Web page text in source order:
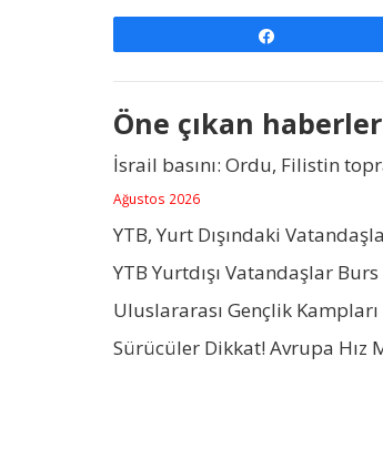
Öne çıkan haberler
İsrail basını: Ordu, Filistin
Ağustos 2026
YTB, Yurt Dışındaki
YTB Yurtdışı Vatandaşlar
Uluslararası Gençlik
Sürücüler Dikkat! Avrupa Hız